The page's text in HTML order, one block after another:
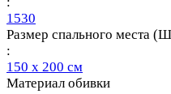
1530
Размер спального места
:
150 х 200 см
Материал обивки